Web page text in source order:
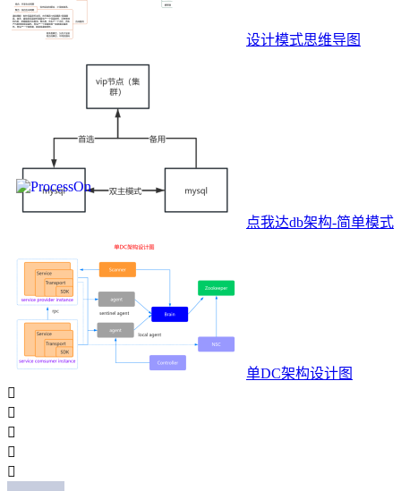
设计模式思维导图
点我达db架构-简单模式
单DC架构设计图




